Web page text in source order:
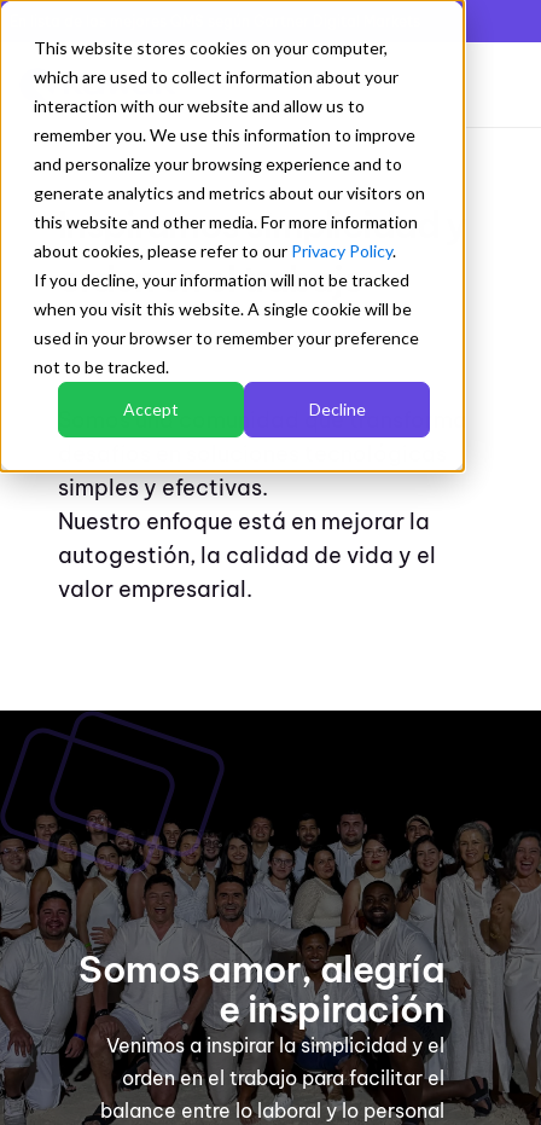
This website stores cookies on your computer,
which are used to collect information about your
interaction with our website and allow us to
remember you. We use this information to improve
and personalize your browsing experience and to
generate analytics and metrics about our visitors on
this website and other media. For more information
about cookies, please refer to our Privacy Policy.
If you decline, your information will not be tracked
when you visit this website. A single cookie will be
used in your browser to remember your preference
not to be tracked.
Accept Decline
Inspiramos simplicidad y
orden en el trabajo
Somos una comunidad que transforma
simples y efectivas.
Nuestro enfoque está en mejorar la
autogestión, la calidad de vida y el
valor empresarial.
Somos amor, alegría
e inspiración
Venimos a inspirar la simplicidad y el
orden en el trabajo para facilitar el
balance entre lo laboral y lo personal